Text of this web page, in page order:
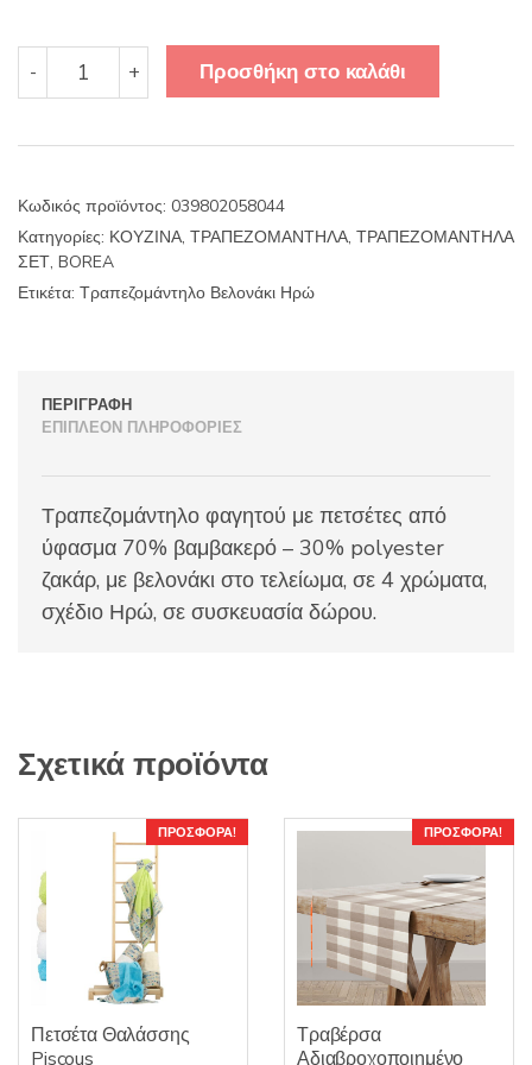
-
Τραπεζομάντηλο
Βελονάκι + Προσθήκη στο καλάθι
Κωδικός προϊόντος: 039802058044
Κατηγορίες: ΚΟΥΖΙΝΑ, ΤΡΑΠΕΖΟΜΑΝΤΗΛΑ, ΤΡΑΠΕΖΟΜΑΝΤΗΛΑ
ΣΕΤ, BOREA
Ετικέτα: Τραπεζομάντηλο Βελονάκι Ηρώ
ΠΕΡΙΓΡΑΦΉ
ΕΠΙΠΛΈΟΝ ΠΛΗΡΟΦΟΡΊΕΣ
Τραπεζομάντηλο φαγητού με πετσέτες από
ύφασμα 70% βαμβακερό – 30% polyester
ζακάρ, με βελονάκι στο τελείωμα, σε 4 χρώματα,
σχέδιο Ηρώ, σε συσκευασία δώρου.
Σχετικά προϊόντα
ΠΡΟΣΦΟΡΆ!
Πετσέτα Θαλάσσης
Piscous
ΠΡΟΣΦΟΡΆ!
Τραβέρσα
Αδιαβροχοποιημένο